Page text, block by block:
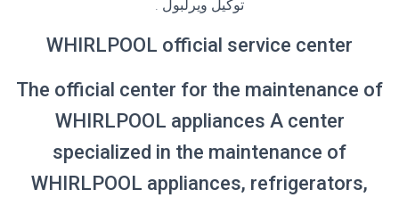
توكيل ويرلبول .
WHIRLPOOL official service center
The official center for the maintenance of
WHIRLPOOL appliances A center
specialized in the maintenance of
WHIRLPOOL appliances, refrigerators,